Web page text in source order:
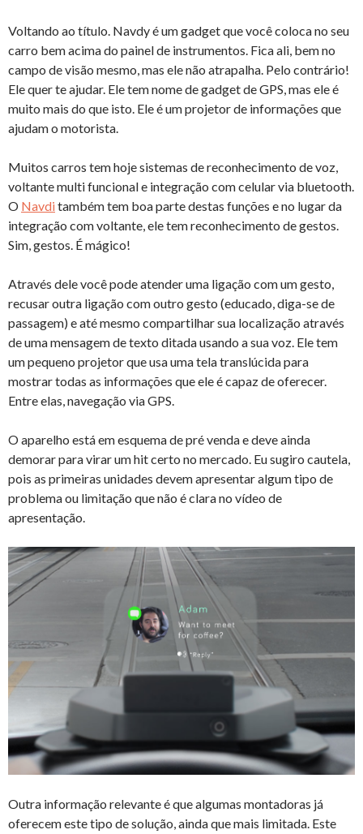
Voltando ao título. Navdy é um gadget que você coloca no seu
carro bem acima do painel de instrumentos. Fica ali, bem no
campo de visão mesmo, mas ele não atrapalha. Pelo contrário!
Ele quer te ajudar. Ele tem nome de gadget de GPS, mas ele é
muito mais do que isto. Ele é um projetor de informações que
ajudam o motorista.
Muitos carros tem hoje sistemas de reconhecimento de voz,
voltante multi funcional e integração com celular via bluetooth.
O Navditambém tem boa parte destas funções e no lugar da
integração com voltante, ele tem reconhecimento de gestos.
Sim, gestos. É mágico!
Através dele você pode atender uma ligação com um gesto,
recusar outra ligação com outro gesto (educado, diga-se de
passagem) e até mesmo compartilhar sua localização através
de uma mensagem de texto ditada usando a sua voz. Ele tem
um pequeno projetor que usa uma tela translúcida para
mostrar todas as informações que ele é capaz de oferecer.
Entre elas, navegação via GPS.
O aparelho está em esquema de pré venda e deve ainda
demorar para virar um hit certo no mercado. Eu sugiro cautela,
pois as primeiras unidades devem apresentar algum tipo de
problema ou limitação que não é clara no vídeo de
apresentação.
Outra informação relevante é que algumas montadoras já
oferecem este tipo de solução, ainda que mais limitada. Este